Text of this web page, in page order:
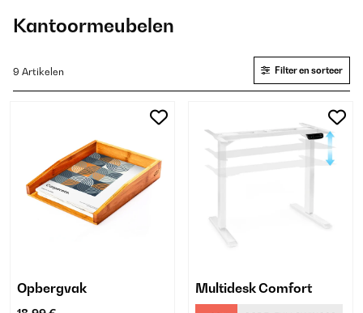
Kantoormeubelen
9 Artikelen Filter en sorteer
Opbergvak Multidesk Comfort